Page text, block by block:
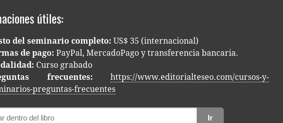
útiles:
del semi­na­rio completo: US$ 35 (internacional)
de pago: Pay­Pal, Mer­ca­do­Pa­go y trans­fe­ren­cia bancaria.
Curso grabado
frecuentes:
https://www.editorialteseo.com/cursos-y-
preguntas-frecuentes
Ir